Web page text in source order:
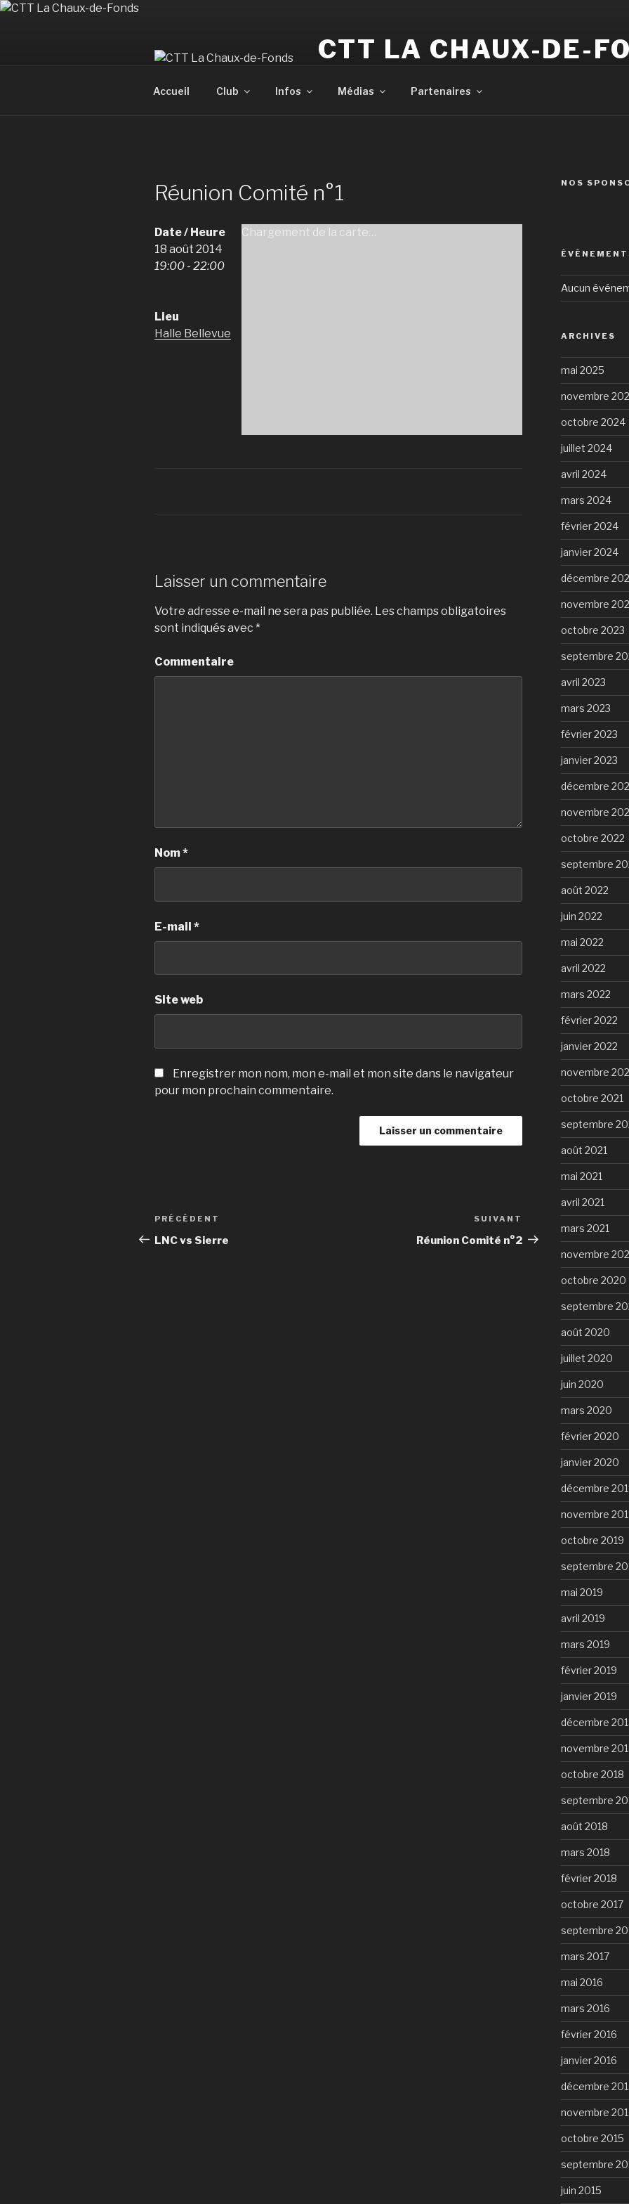
Aller
CTT LA CHAUX-DE-
Accueil Club Infos Médias Partenaires
Réunion Comité n°1
Chargement de la carte…
Date / Heure
18 août 2014
19:00 - 22:00
Lieu
Halle Bellevue
Laisser un commentaire
Votre adresse e-mail ne sera pas publiée. Les champs obligatoires
sont indiqués avec *
Commentaire
Nom*
E-mail *
Site web
Enregistrer mon nom, mon e-mail et mon site dans le navigateur
pour mon prochain commentaire.
Navigation
de
Article
précédent
PRÉCÉDENT
LNC vs Sierre
Article
suivant
SUIVANT
Réunion Comité n°2
NOS
Aucun
ARCHIVES
mai 2025
novembre
octobre 2024
juillet 2024
avril 2024
mars 2024
février 2024
janvier 2024
décembre
novembre
octobre 2023
septembre
avril 2023
mars 2023
février 2023
janvier 2023
décembre
novembre
octobre 2022
septembre
août 2022
juin 2022
mai 2022
avril 2022
mars 2022
février 2022
janvier 2022
novembre
octobre 2021
septembre
août 2021
mai 2021
avril 2021
mars 2021
novembre
octobre 2020
septembre
août 2020
juillet 2020
juin 2020
mars 2020
février 2020
janvier 2020
décembre
novembre
octobre 2019
septembre
mai 2019
avril 2019
mars 2019
février 2019
janvier 2019
décembre
novembre
octobre 2018
septembre
août 2018
mars 2018
février 2018
octobre 2017
septembre
mars 2017
mai 2016
mars 2016
février 2016
janvier 2016
décembre
novembre
octobre 2015
septembre
juin 2015